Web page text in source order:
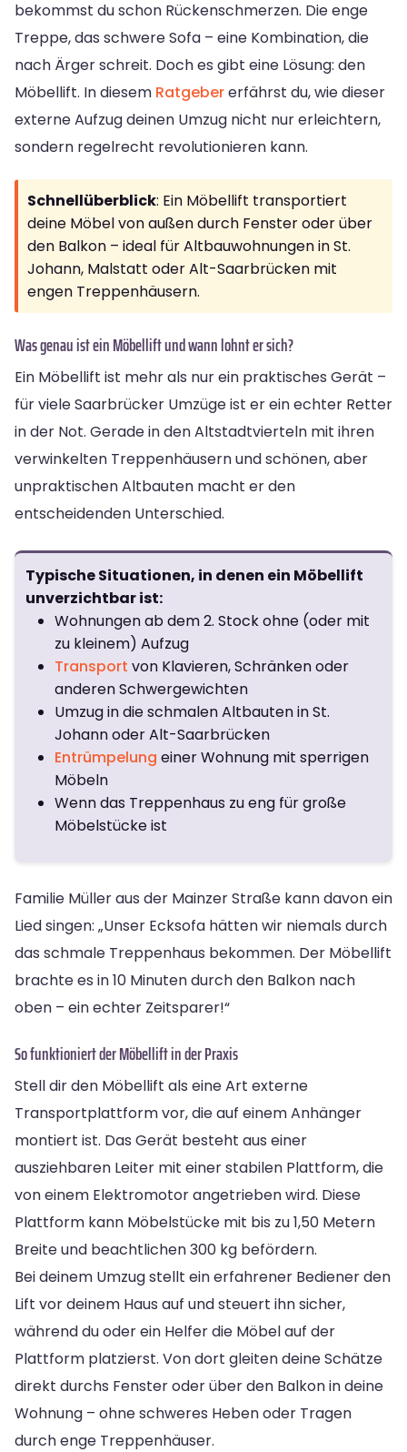
bekommst du schon Rückenschmerzen. Die enge
Treppe, das schwere Sofa – eine Kombination, die
nach Ärger schreit. Doch es gibt eine Lösung: den
Möbellift. In diesem Ratgebererfährst du, wie dieser
externe Aufzug deinen Umzug nicht nur erleichtern,
sondern regelrecht revolutionieren kann.
Schnellüberblick: Ein Möbellift transportiert
deine Möbel von außen durch Fenster oder über
den Balkon – ideal für Altbauwohnungen in St.
Johann, Malstatt oder Alt-Saarbrücken mit
engen Treppenhäusern.
Was genau ist ein Möbellift und wann lohnt er sich?
Ein Möbellift ist mehr als nur ein praktisches Gerät –
für viele Saarbrücker Umzüge ist er ein echter Retter
in der Not. Gerade in den Altstadtvierteln mit ihren
verwinkelten Treppenhäusern und schönen, aber
unpraktischen Altbauten macht er den
entscheidenden Unterschied.
Typische Situationen, in denen ein Möbellift
unverzichtbar ist:
Wohnungen ab dem 2. Stock ohne (oder mit
zu kleinem) Aufzug
Transport von Klavieren, Schränken oder
anderen Schwergewichten
Umzug in die schmalen Altbauten in St.
Johann oder Alt-Saarbrücken
Entrümpelung einer Wohnung mit sperrigen
Möbeln
Wenn das Treppenhaus zu eng für große
Möbelstücke ist
Familie Müller aus der Mainzer Straße kann davon ein
Lied singen: „Unser Ecksofa hätten wir niemals durch
das schmale Treppenhaus bekommen. Der Möbellift
brachte es in 10 Minuten durch den Balkon nach
oben – ein echter Zeitsparer!“
So funktioniert der Möbellift in der Praxis
Stell dir den Möbellift als eine Art externe
Transportplattform vor, die auf einem Anhänger
montiert ist. Das Gerät besteht aus einer
ausziehbaren Leiter mit einer stabilen Plattform, die
von einem Elektromotor angetrieben wird. Diese
Plattform kann Möbelstücke mit bis zu 1,50 Metern
Breite und beachtlichen 300 kg befördern.
Bei deinem Umzug stellt ein erfahrener Bediener den
Lift vor deinem Haus auf und steuert ihn sicher,
während du oder ein Helfer die Möbel auf der
Plattform platzierst. Von dort gleiten deine Schätze
direkt durchs Fenster oder über den Balkon in deine
Wohnung – ohne schweres Heben oder Tragen
durch enge Treppenhäuser.